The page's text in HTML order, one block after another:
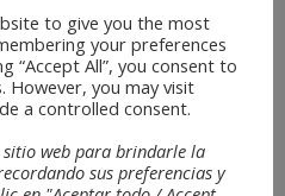
to give you the most
your preferences
“Accept All”, you consent to
However, you may visit
a controlled consent.
sitio web para brindarle la
sus preferencias y